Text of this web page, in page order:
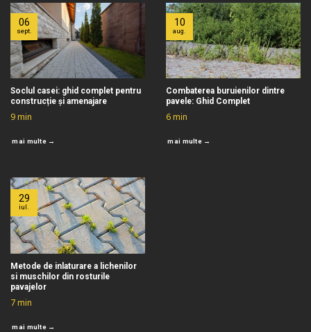
Soclul casei: ghid complet pentru
construcție și amenajare
9min
mai multe →
06
sept.
Combaterea buruienilor dintre
pavele: Ghid Complet
6min
mai multe →
10
aug.
Metode de inlaturare a lichenilor
si muschilor din rosturile
pavajelor
7min
mai multe →
29
iul.